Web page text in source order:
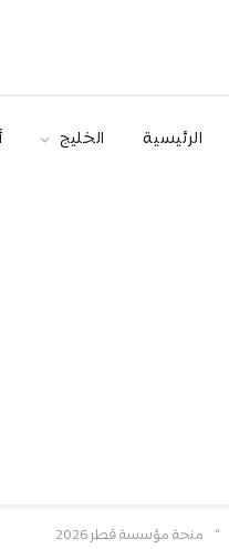
الرئيسية الخليج
» منحة مؤسسة قطر 2026